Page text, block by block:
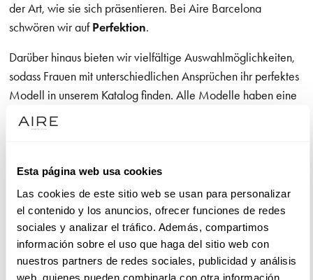
Esta página web usa cookies
Las cookies de este sitio web se usan para personalizar
el contenido y los anuncios, ofrecer funciones de redes
sociales y analizar el tráfico. Además, compartimos
información sobre el uso que haga del sitio web con
nuestros partners de redes sociales, publicidad y análisis
web, quienes pueden combinarla con otra información
der Art, wie sie sich präsentieren. Bei Aire Barcelona
schwören wir aufPerfektion.
Darüber hinaus bieten wir vielfältige Auswahlmöglichkeiten,
sodass Frauen mit unterschiedlichen Ansprüchen ihr perfektes
Modell in unserem Katalog finden. Alle Modelle haben eine
gemeinsame Eigenschaft: Sie strahlen
Schnittformen, die Details, die Ausschnitte, die Röcke, die
Kleider ist darauf ausgelegt, Frauen besonders weiblich
aussehen zu lassen.
Cocktailkleider für Hochzeiten und besondere Anlässe
Sinnlichkeit und ein formeller Stil verschmelzen und